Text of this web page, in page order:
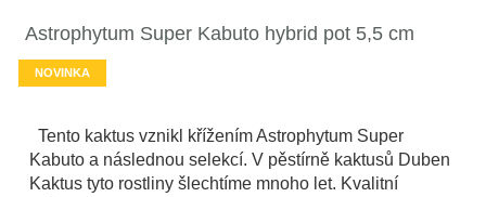
Astrophytum Super Kabuto hybrid pot 5,5 cm
NOVINKA
Tento kaktus vznikl křížením Astrophytum Super
Kabuto a následnou selekcí. V pěstírně kaktusů Duben
Kaktus tyto rostliny šlechtíme mnoho let. Kvalitní